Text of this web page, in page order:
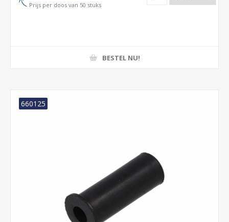
Prijs per doos van 50 stuks
BESTEL NU!
660125